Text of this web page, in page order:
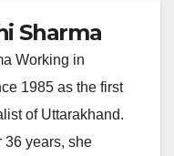
Sharma
Working in
1985 as the first
of Uttarakhand.
36 years, she